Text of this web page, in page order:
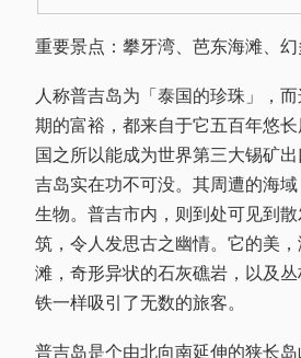
重要景点：攀牙湾、芭东海滩、幻
人称普吉岛为「泰国的珍珠」，
期的富裕，都来自于它五百年悠
国之所以能成为世界第三大锡矿
吉岛实在功不可没。其周遭的海
生物。普吉市内，则到处可见到
筑，令人发思古之幽情。它的美
滩，奇形异状的石灰礁岩，以及
铁一样吸引了无数的旅客。
普吉岛是个由北向南延伸的狭长